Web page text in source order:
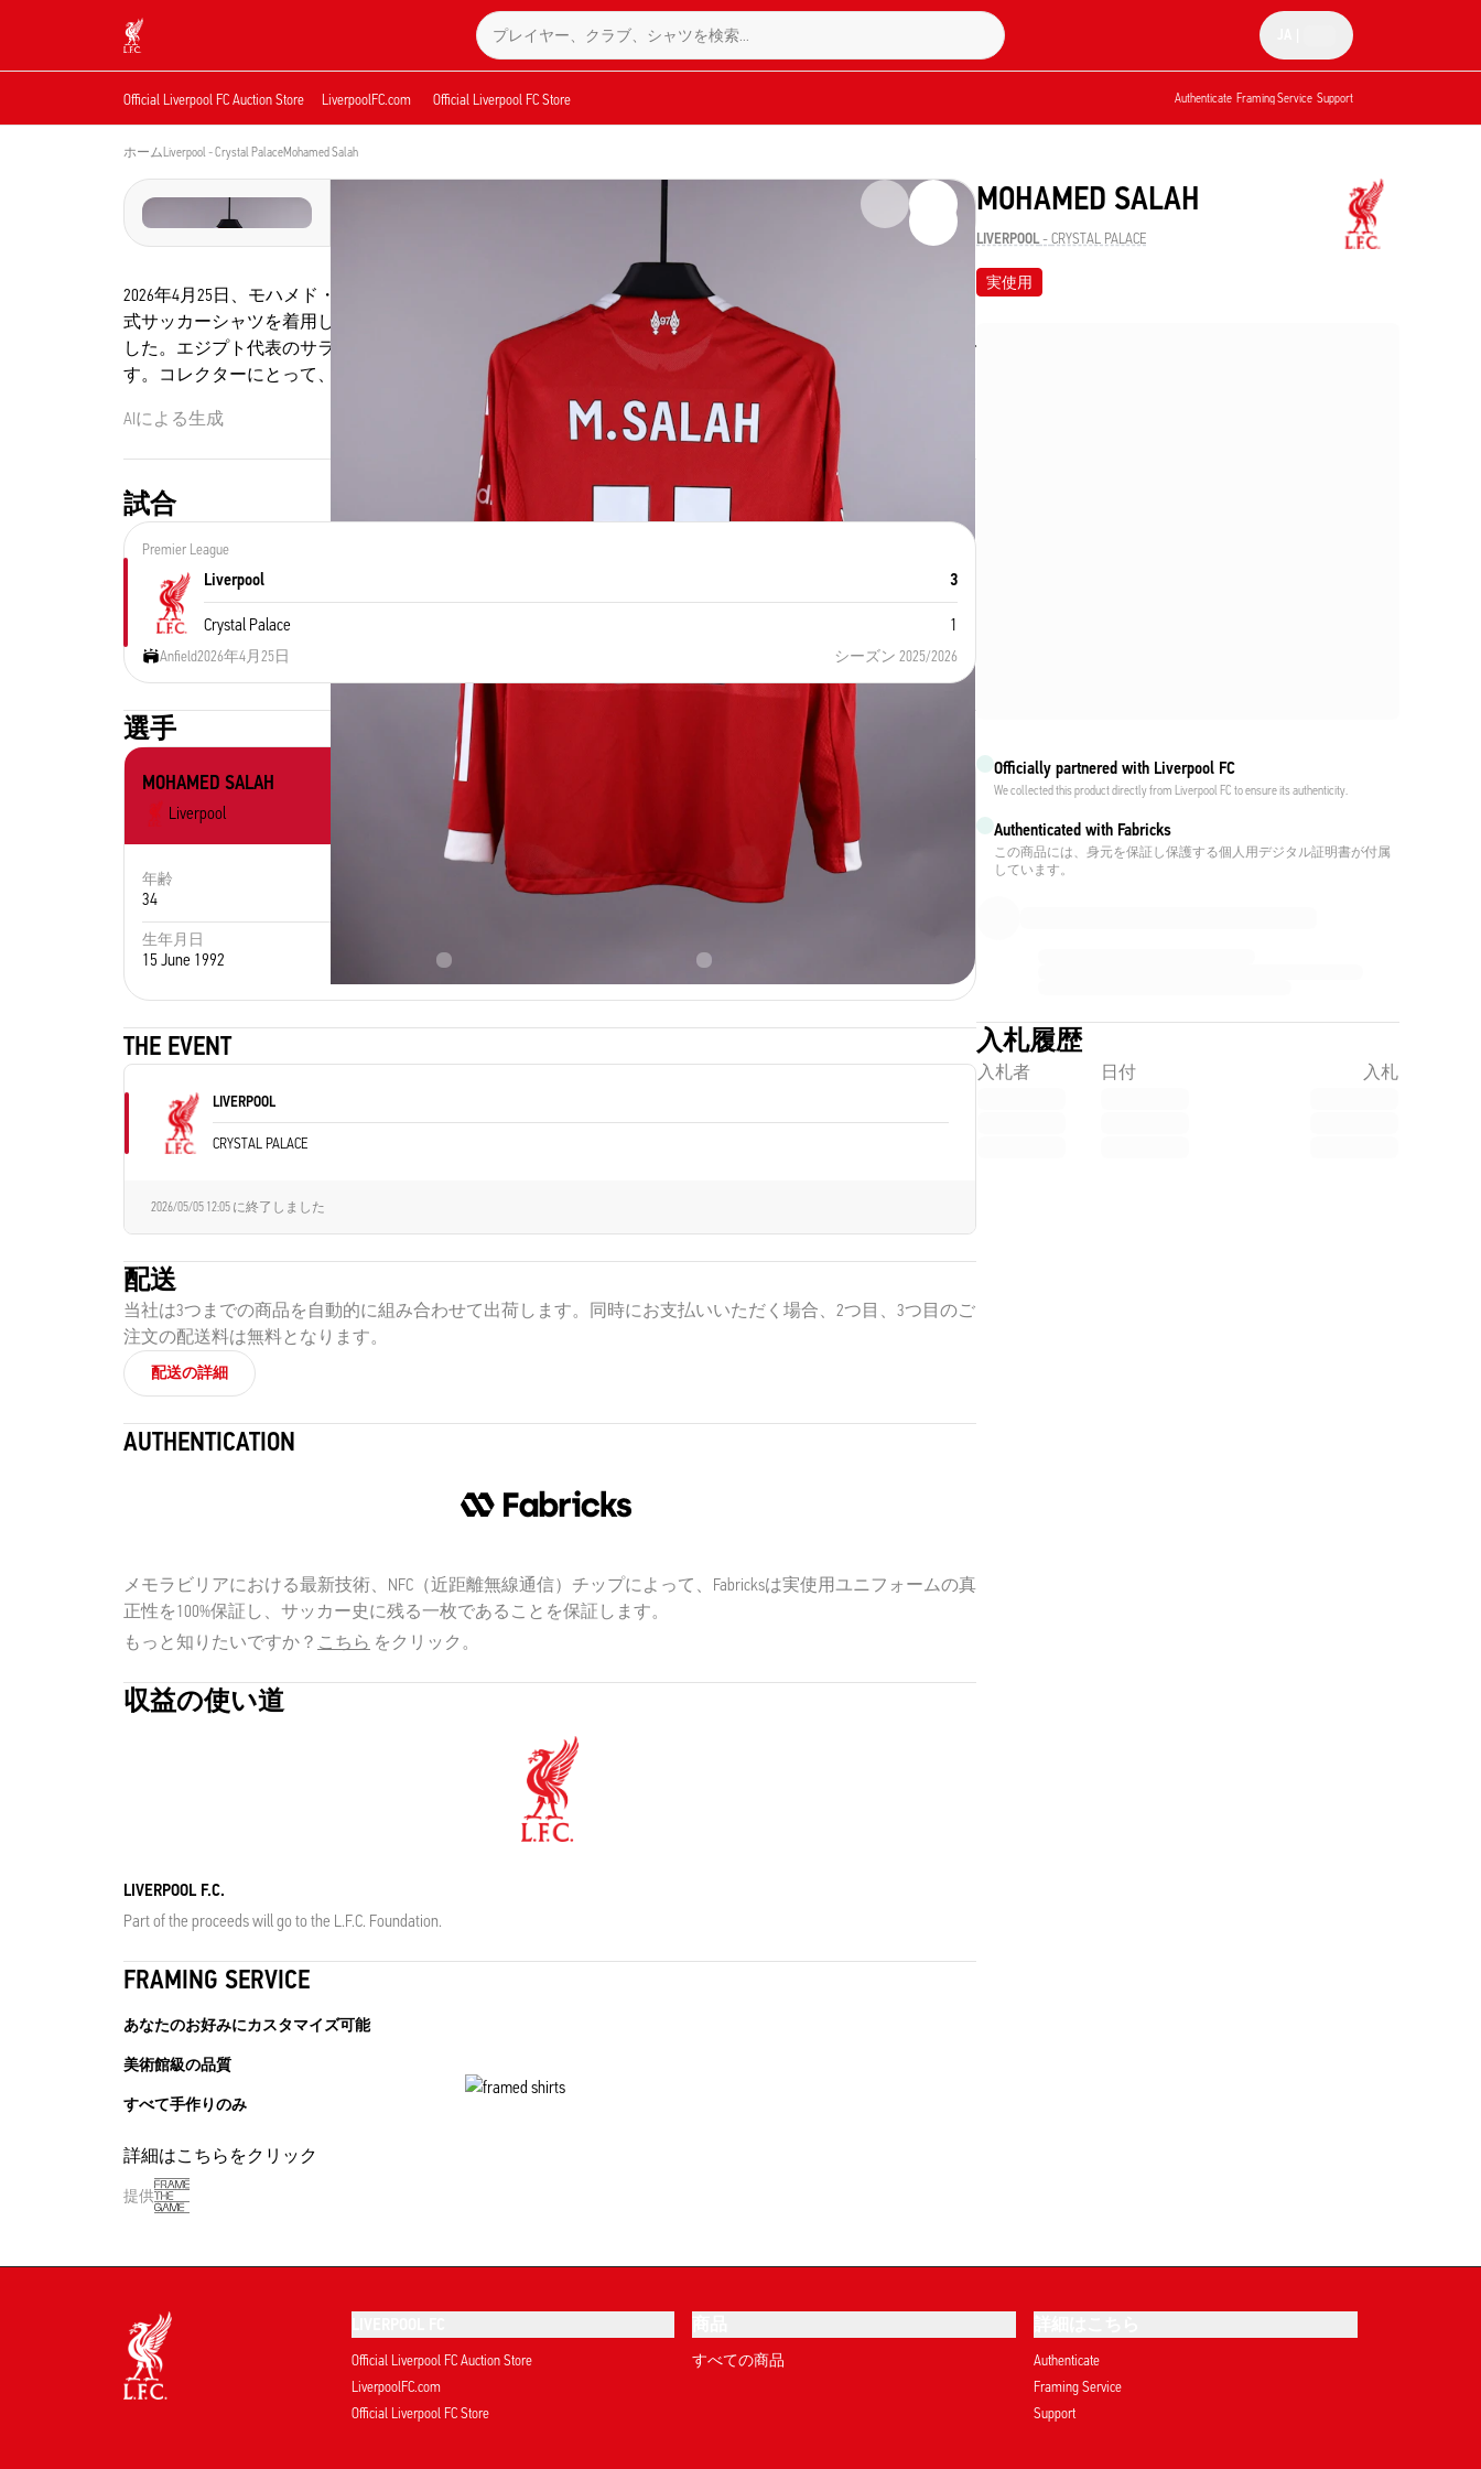
プレイヤー、クラブ、シャツを検索…
Official Liverpool FC Auction Store LiverpoolFC.com Official Liverpool FC Store Authenticate Framing Service Support
ホームLiverpool - Crystal PalaceMohamed Salah
2026年4月25日、モハメド・サラーはクリスタル・パレスとのプレミアリーグ戦で、このリヴァプールFCの公
式サッカーシャツを着用しました。アンフィールドで開催されたこの試合は、3-1でレッズの勝利に終わりま
した。エジプト代表のサラーが試合で実使用したこのLサイズのアイテムは、Fabricksによって完全に認証済で
す。コレクターにとって、サラーの2025/2026年シーズンの貴重な一品となります。
AIによる生成
試合
Premier League
Liverpool 3
Crystal Palace 1
Anfield2026年4月25日 シーズン 2025/2026
選手
MOHAMED SALAH
Liverpool
年齢
34
番号
11
サイズ
L
生年月日
15 June 1992 Egypt
THE EVENT
LIVERPOOL
CRYSTAL PALACE
2026/05/05 12:05 に終了しました
配送
当社は3つまでの商品を自動的に組み合わせて出荷します。同時にお支払いいただく場合、2つ目、3つ目のご
注文の配送料は無料となります。
配送の詳細
AUTHENTICATION
メモラビリアにおける最新技術、NFC（近距離無線通信）チップによって、Fabricksは実使用ユニフォームの真
正性を100%保証し、サッカー史に残る一枚であることを保証します。
もっと知りたいですか？ こちら をクリック。
収益の使い道
LIVERPOOL F.C.
Part of the proceeds will go to the L.F.C. Foundation.
FRAMING SERVICE
あなたのお好みにカスタマイズ可能
美術館級の品質
すべて手作りのみ
詳細はこちらをクリック
提供
MOHAMED SALAH
LIVERPOOL-CRYSTAL PALACE
実使用
Officially partnered with Liverpool FC
We collected this product directly from Liverpool FC to ensure its authenticity.
Authenticated with Fabricks
この商品には、身元を保証し保護する個人用デジタル証明書が付属
しています。
入札履歴
入札者 日付 入札
Official Liverpool FC Auction Store
LiverpoolFC.com
Official Liverpool FC Store
すべての商品
Authenticate
Framing Service
Support